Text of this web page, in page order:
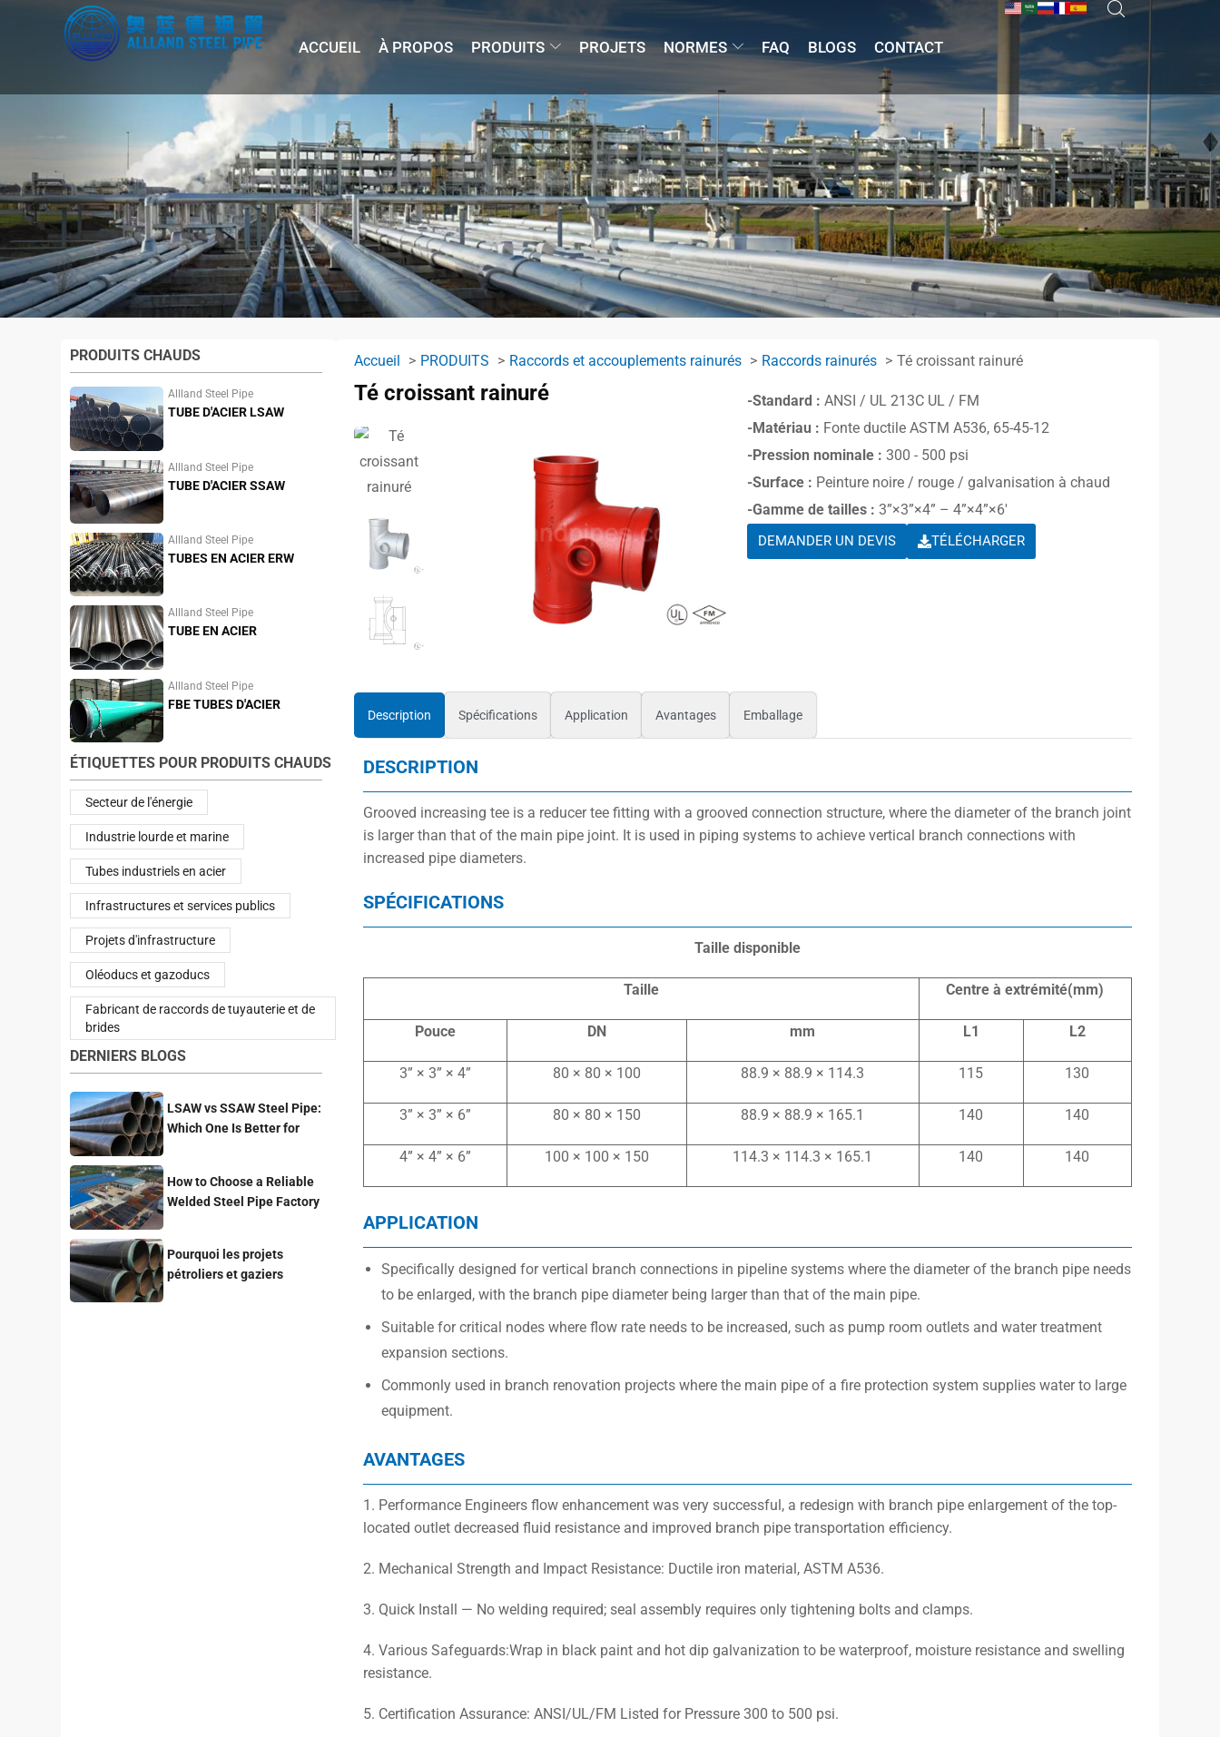
ACCUEIL À PROPOS PRODUITS PROJETS NORMES FAQ BLOGS CONTACT
PRODUITS CHAUDS
Allland Steel Pipe
TUBE D'ACIER LSAW
Allland Steel Pipe
TUBE D'ACIER SSAW
Allland Steel Pipe
TUBES EN ACIER ERW
Allland Steel Pipe
TUBE EN ACIER
Allland Steel Pipe
FBE TUBES D'ACIER
ÉTIQUETTES POUR PRODUITS CHAUDS
Secteur de l'énergie
Industrie lourde et marine
Tubes industriels en acier
Infrastructures et services publics
Projets d'infrastructure
Oléoducs et gazoducs
Fabricant de raccords de tuyauterie et de
brides
DERNIERS BLOGS
LSAW vs SSAW Steel Pipe:
Which One Is Better for
How to Choose a Reliable
Welded Steel Pipe Factory
Pourquoi les projets
pétroliers et gaziers
Accueil PRODUITS Raccords et accouplements rainurés Raccords rainurés Té croissant rainuré
Té croissant rainuré -Standard : ANSI / UL 213C UL / FM
-Matériau : Fonte ductile ASTM A536, 65-45-12
-Pression nominale :300 - 500 psi
-Surface : Peinture noire / rouge / galvanisation à chaud
-Gamme de tailles : 3”×3”×4” – 4”×4”×6′
DEMANDER UN DEVIS TÉLÉCHARGER
Description Spécifications Application Avantages Emballage
DESCRIPTION
Grooved increasing tee is a reducer tee fitting with a grooved connection structure, where the diameter of the branch joint
is larger than that of the main pipe joint. It is used in piping systems to achieve vertical branch connections with
increased pipe diameters.
SPÉCIFICATIONS
Taille disponible
Taille Centre à extrémité(mm)
Pouce DN mm L1 L2
3” × 3” × 4” 80 × 80 × 100 88.9 × 88.9 × 114.3 115 130
3” × 3” × 6” 80 × 80 × 150 88.9 × 88.9 × 165.1 140 140
4” × 4” × 6” 100 × 100 × 150 114.3 × 114.3 × 165.1 140 140
APPLICATION
Specifically designed for vertical branch connections in pipeline systems where the diameter of the branch pipe needs
to be enlarged, with the branch pipe diameter being larger than that of the main pipe.
Suitable for critical nodes where flow rate needs to be increased, such as pump room outlets and water treatment
expansion sections.
Commonly used in branch renovation projects where the main pipe of a fire protection system supplies water to large
equipment.
AVANTAGES
1. Performance Engineers flow enhancement was very successful, a redesign with branch pipe enlargement of the top-
located outlet decreased fluid resistance and improved branch pipe transportation efficiency.
2. Mechanical Strength and Impact Resistance: Ductile iron material, ASTM A536.
3. Quick Install — No welding required; seal assembly requires only tightening bolts and clamps.
4. Various Safeguards:Wrap in black paint and hot dip galvanization to be waterproof, moisture resistance and swelling
resistance.
5. Certification Assurance: ANSI/UL/FM Listed for Pressure 300 to 500 psi.